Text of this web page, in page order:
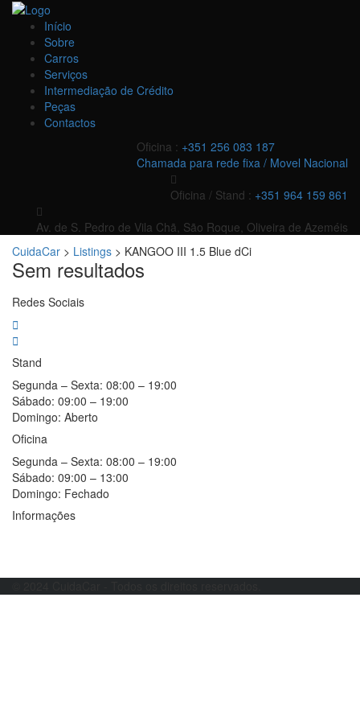
Início
Sobre
Carros
Serviços
Intermediação de Crédito
Peças
Contactos
Oficina : +351 256 083 187
Chamada para rede fixa / Movel Nacional
Oficina / Stand : +351 964 159 861
Av. de S. Pedro de Vila Chã, São Roque, Oliveira de Azeméis
CuidaCar > Listings > KANGOO III 1.5 Blue dCi
Sem resultados
Redes Sociais
Stand
Segunda – Sexta: 08:00 – 19:00
Sábado: 09:00 – 19:00
Domingo: Aberto
Oficina
Segunda – Sexta: 08:00 – 19:00
Sábado: 09:00 – 13:00
Domingo: Fechado
Informações